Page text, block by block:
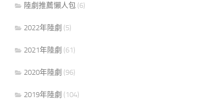
陸劇推薦懶人包 (6)
2022年陸劇 (5)
2021年陸劇 (61)
2020年陸劇 (96)
2019年陸劇 (104)